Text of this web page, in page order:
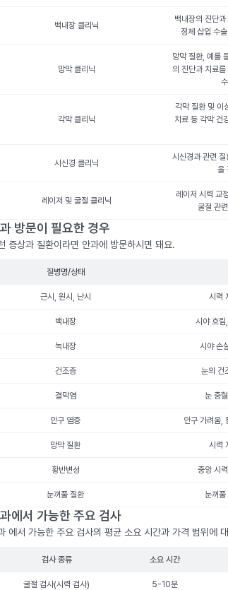
백내장 클리닉
백내장의 진단
정체 삽입 수
망막 클리닉
망막 질환, 예를
의 진단과 치료
각막 클리닉
각막 질환 및 이
치료 등 각막 건
시신경 클리닉
시신경과 관련
을
레이저 및 굴절 클리닉
레이저 시력 교
굴절 관
방문이 필요한 경우
증상과 질환이라면 안과에 방문하시면 돼요.
질병명/상태
근시, 원시, 난시 시력
백내장 시야 흐
녹내장 시야 손
건조증 눈의 건
결막염 눈 충
안구 염증 안구 가려움,
망막 질환 시력
황반변성 중앙 시
눈꺼풀 질환 눈꺼풀
에서 가능한 주요 검사
에서 가능한 주요 검사의 평균 소요 시간과 가격 범위에
검사 종류 소요 시간
굴절 검사(시력 검사) 5-10분